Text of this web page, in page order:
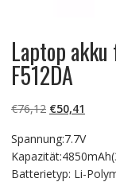
Laptop akku
F512DA
€76,12 Ursprünglicher
war:
€76,12
€50,41
ist:
Spannung:7.7V
Batterietyp: Li-